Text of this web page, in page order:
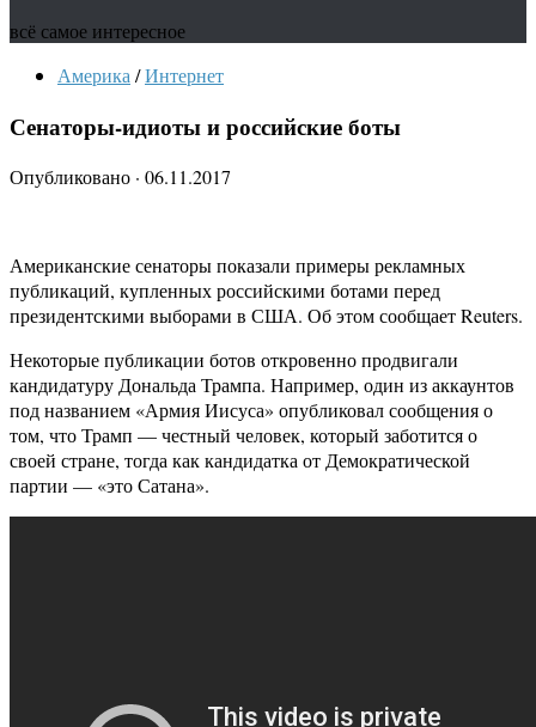
всё самое интересное
Америка /Интернет
Сенаторы-идиоты и российские боты
Опубликовано · 06.11.2017
Американские сенаторы показали примеры рекламных
публикаций, купленных российскими ботами перед
президентскими выборами в США. Об этом сообщает Reuters.
Некоторые публикации ботов откровенно продвигали
кандидатуру Дональда Трампа. Например, один из аккаунтов
под названием «Армия Иисуса» опубликовал сообщения о
том, что Трамп — честный человек, который заботится о
своей стране, тогда как кандидатка от Демократической
партии — «это Сатана».